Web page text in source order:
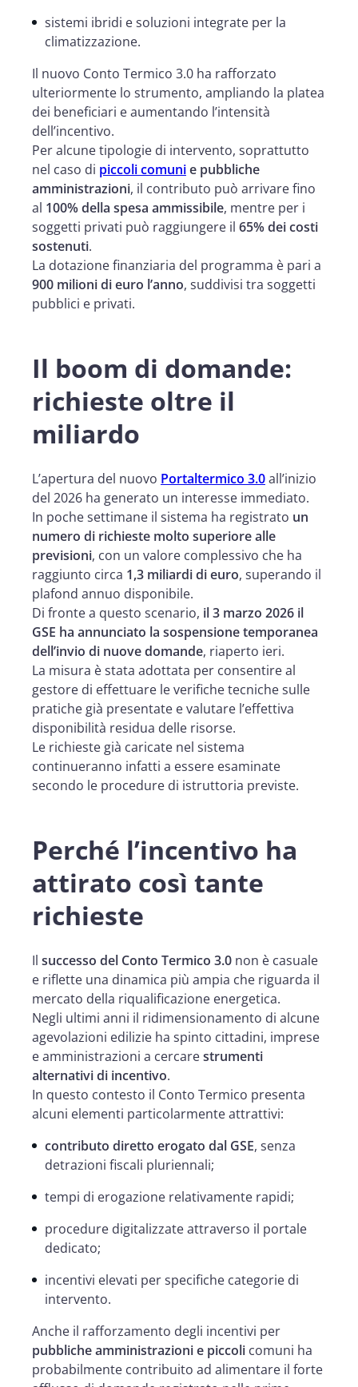
sistemi ibridi e soluzioni integrate per la
climatizzazione.
Il nuovo Conto Termico 3.0 ha rafforzato
ulteriormente lo strumento, ampliando la platea
dei beneficiari e aumentando l’intensità
dell’incentivo.
Per alcune tipologie di intervento, soprattutto
nel caso di piccoli comunie pubbliche
amministrazioni, il contributo può arrivare fino
al 100% della spesa ammissibile, mentre per i
soggetti privati può raggiungere il 65% dei costi
sostenuti.
La dotazione finanziaria del programma è pari a
900 milioni di euro l’anno, suddivisi tra soggetti
pubblici e privati.
Il boom di domande:
richieste oltre il
miliardo
L’apertura del nuovo Portaltermico 3.0all’inizio
del 2026 ha generato un interesse immediato.
In poche settimane il sistema ha registrato un
numero di richieste molto superiore alle
previsioni, con un valore complessivo che ha
raggiunto circa 1,3 miliardi di euro, superando il
plafond annuo disponibile.
Di fronte a questo scenario, il 3 marzo 2026 il
GSE ha annunciato la sospensione temporanea
dell’invio di nuove domande, riaperto ieri.
La misura è stata adottata per consentire al
gestore di effettuare le verifiche tecniche sulle
pratiche già presentate e valutare l’effettiva
disponibilità residua delle risorse.
Le richieste già caricate nel sistema
continueranno infatti a essere esaminate
secondo le procedure di istruttoria previste.
Perché l’incentivo ha
attirato così tante
richieste
Il successo del Conto Termico 3.0 non è casuale
e riflette una dinamica più ampia che riguarda il
mercato della riqualificazione energetica.
Negli ultimi anni il ridimensionamento di alcune
agevolazioni edilizie ha spinto cittadini, imprese
e amministrazioni a cercarestrumenti
alternativi di incentivo.
In questo contesto il Conto Termico presenta
alcuni elementi particolarmente attrattivi:
contributo diretto erogato dal GSE, senza
detrazioni fiscali pluriennali;
tempi di erogazione relativamente rapidi;
procedure digitalizzate attraverso il portale
dedicato;
incentivi elevati per specifiche categorie di
intervento.
Anche il rafforzamento degli incentivi per
pubbliche amministrazioni e piccoli comuni ha
probabilmente contribuito ad alimentare il forte